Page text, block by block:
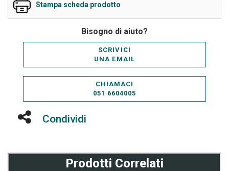
Stampa scheda prodotto
Bisogno di aiuto?
SCRIVICI
UNA EMAIL
CHIAMACI
051 6604005
Condividi
Prodotti Correlati